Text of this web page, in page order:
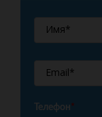
Телефон*